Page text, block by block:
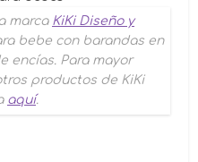
marca KiKi Diseño y
bebe con barandas en
encías. Para mayor
productos de KiKi
aquí.